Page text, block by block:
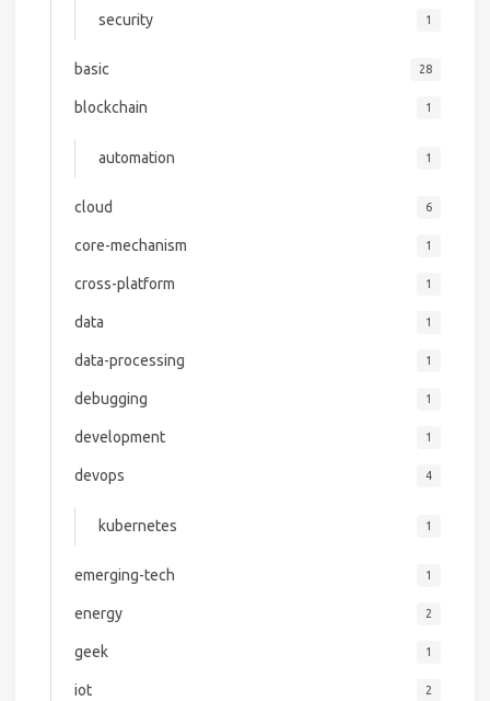
security 1
basic 28
blockchain 1
automation 1
cloud 6
core-mechanism 1
cross-platform 1
data 1
data-processing 1
debugging 1
development 1
devops 4
kubernetes 1
emerging-tech 1
energy 2
geek 1
iot 2